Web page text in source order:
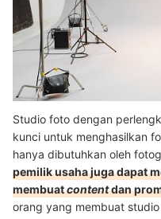
Studio foto dengan
kunci untuk menghasilkan
hanya dibutuhkan oleh
pemilik usaha juga dapat
membuatcontentdan
orang yang membuat